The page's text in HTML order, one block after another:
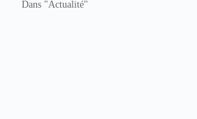
Dans "Actualité"